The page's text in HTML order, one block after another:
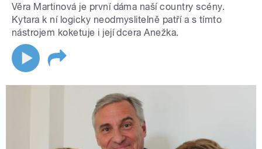
Věra Martinová je první dáma naší country scény.
Kytara k ní logicky neodmyslitelně patří a s tímto
nástrojem koketuje i její dcera Anežka.